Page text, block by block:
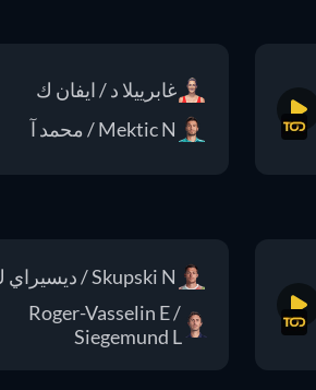
غابرييلا د / ايفان ك
Mektic N / محمد آ
Skupski N / ديسيراي ك
Roger-Vasselin E /
Siegemund L